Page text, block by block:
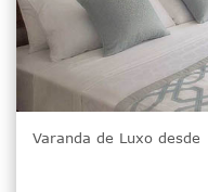
Varanda de Luxo desde